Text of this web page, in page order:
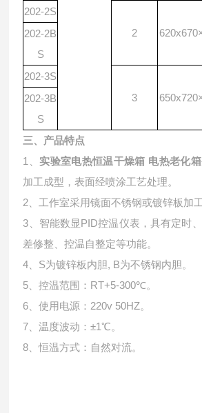
202-2S
2
202-2B
S
202-3S
3
202-3B
S
三、产品特点
1、 实验室电热恒温干燥箱 电热老化箱
加工成型，表面经喷涂工艺处理。
2、工作室采用镜面不锈钢或镀锌板加工
3、智能数显PID控温仪表，具有定时
差修整、控温自整定等功能。
4、S为镀锌板内胆, B为不锈钢内胆。
5、控温范围：RT+5-300℃。
6、使用电源：220v 50HZ。
7、温度波动：±1℃。
8、恒温方式：自然对流。